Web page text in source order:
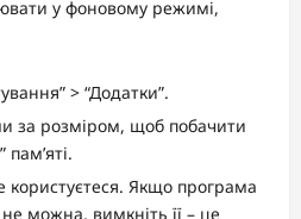
у фоновому режимі,
> “Додатки”.
за розміром, щоб побачити
користуєтеся. Якщо програма
можна, вимкніть її – це